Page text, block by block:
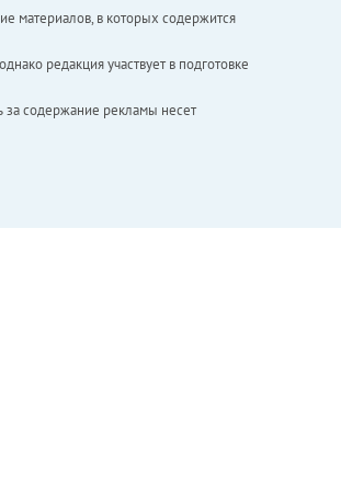
материалов, в которых содержится
редакция участвует в подготовке
за содержание рекламы несет